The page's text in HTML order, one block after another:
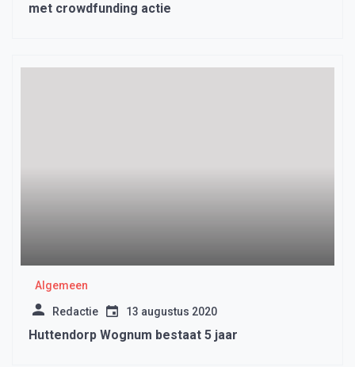
met crowdfunding actie
Algemeen
Redactie 13 augustus 2020
Huttendorp Wognum bestaat 5 jaar